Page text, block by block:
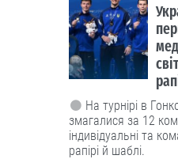
На турнірі в
змагалися за 12
індивідуальні та
рапірі й шаблі.